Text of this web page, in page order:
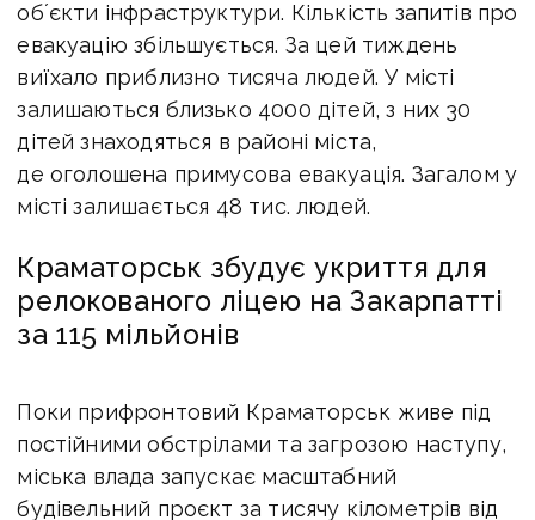
обʼєкти інфраструктури. Кількість запитів про
евакуацію збільшується. За цей тиждень
виїхало приблизно тисяча людей. У місті
залишаються близько 4000 дітей, з них 30
дітей знаходяться в районі міста,
де оголошена примусова евакуація. Загалом у
місті залишається 48 тис. людей.
Краматорськ збудує укриття для
релокованого ліцею на Закарпатті
за 115 мільйонів
Поки прифронтовий Краматорськ живе під
постійними обстрілами та загрозою наступу,
міська влада запускає масштабний
будівельний проєкт за тисячу кілометрів від